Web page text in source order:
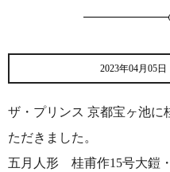
2023年04月05日
ザ・プリンス 京都宝ヶ池に
ただきました。
五月人形 桂甫作15号大鎧